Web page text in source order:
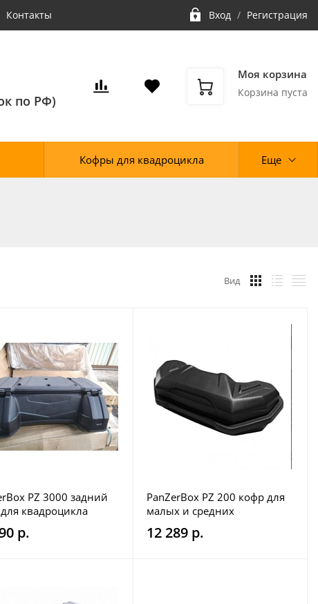
Контакты Вход / Регистрация
по РФ)
Моя корзина
Корзина пуста
Кофры для квадроцикла Еще
Вид
PZ 3000 задний
квадроцикла
р.
PanZerBox PZ 200 кофр для
малых и средних
квадроциклов
12 289 р.